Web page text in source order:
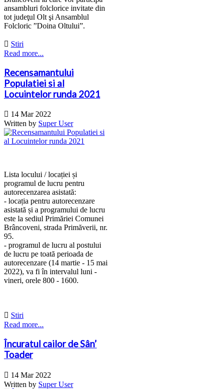
ansambluri folclorice invitate din
tot judeţul Olt şi Ansamblul
Folcloric ”Doina Oltului”.
 Stiri
Read more...
Recensamantului
Populatiei si al
Locuintelor runda 2021
 14 Mar 2022
Written by Super User
Lista locului / locației și
programul de lucru pentru
autorecenzarea asistată:
- locația pentru autorecenzare
asistată și a programului de lucru
este la sediul Primăriei Comunei
Brâncoveni, strada Primăverii, nr.
95.
- programul de lucru al postului
de lucru pe toată perioada de
autorecenzare (14 martie - 15 mai
2022), va fi în intervalul luni -
vineri, orele 800 - 1600.
 Stiri
Read more...
Încuratul cailor de Sân’
Toader
 14 Mar 2022
Written by Super User